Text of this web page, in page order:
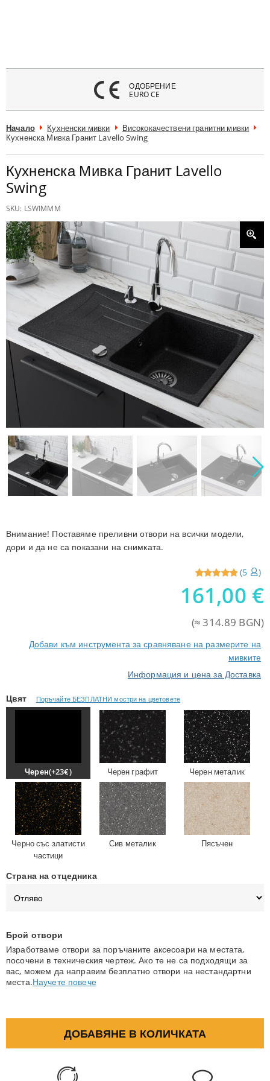
ОДОБРЕНИЕ
EURO CE
Начало Кухненски мивки
Висококачествени гранитни мивки
Кухненска Мивка Гранит Lavello Swing
Кухненска Мивка Гранит Lavello
Swing
SKU: LSWIMMM
Внимание! Поставяме преливни отвори на всички модели,
дори и да не са показани на снимката.
Reviewed
5out of
5
(5 )
161,00 €
(≈ 314.89 BGN)
Добави към инструмента за сравняване на размерите на
мивките
Информация и цена за Доставка
Цвят Поръчайте БЕЗПЛАТНИ мостри на цветовете
Черен(+23€) Черен графит Черен металик
Черно със златисти
частици
Сив металик Пясъчен
Страна на отцедника
Брой отвори
Изработваме отвори за поръчаните аксесоари на местата,
посочени в техническия чертеж. Ако те не са подходящи за
вас, можем да направим безплатно отвори на нестандартни
места.Научете повече
ДОБАВЯНЕ В КОЛИЧКАТА